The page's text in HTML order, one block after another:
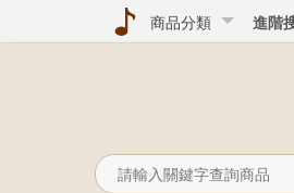
商品分類 進階